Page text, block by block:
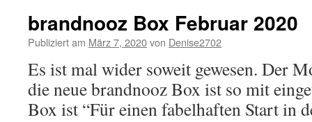
brandnooz Box Februar 2020
Publiziert am März 7, 2020von Denise2702
Es ist mal wider soweit gewesen. Der
die neue brandnooz Box ist so mit
Box ist “Für einen fabelhaften Start in